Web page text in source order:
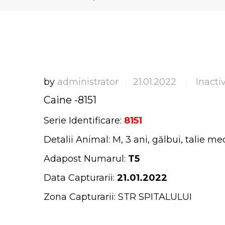
by administrator 21.01.2022
Caine -8151
Serie Identificare: 8151
Detalii Animal: M, 3 ani, gălbui, talie
Adapost Numarul: T5
Data Capturarii: 21.01.2022
Zona Capturarii: STR SPITALULUI